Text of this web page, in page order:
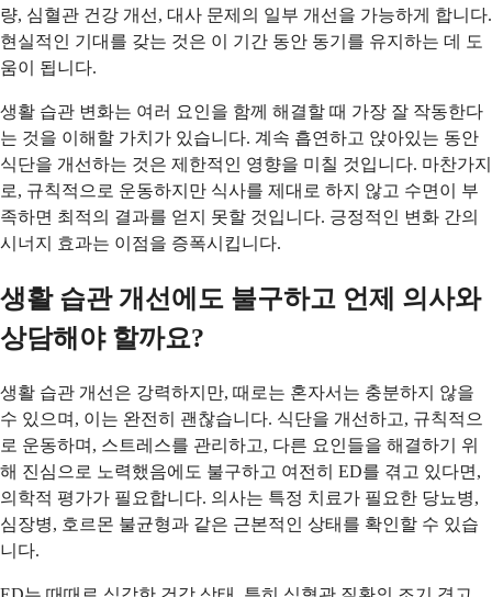
량, 심혈관 건강 개선, 대사 문제의 일부 개선을 가능하게 합니다.
현실적인 기대를 갖는 것은 이 기간 동안 동기를 유지하는 데 도
움이 됩니다.
생활 습관 변화는 여러 요인을 함께 해결할 때 가장 잘 작동한다
는 것을 이해할 가치가 있습니다. 계속 흡연하고 앉아있는 동안
식단을 개선하는 것은 제한적인 영향을 미칠 것입니다. 마찬가지
로, 규칙적으로 운동하지만 식사를 제대로 하지 않고 수면이 부
족하면 최적의 결과를 얻지 못할 것입니다. 긍정적인 변화 간의
시너지 효과는 이점을 증폭시킵니다.
생활 습관 개선에도 불구하고 언제 의사와
상담해야 할까요?
생활 습관 개선은 강력하지만, 때로는 혼자서는 충분하지 않을
수 있으며, 이는 완전히 괜찮습니다. 식단을 개선하고, 규칙적으
로 운동하며, 스트레스를 관리하고, 다른 요인들을 해결하기 위
해 진심으로 노력했음에도 불구하고 여전히 ED를 겪고 있다면,
의학적 평가가 필요합니다. 의사는 특정 치료가 필요한 당뇨병,
심장병, 호르몬 불균형과 같은 근본적인 상태를 확인할 수 있습
니다.